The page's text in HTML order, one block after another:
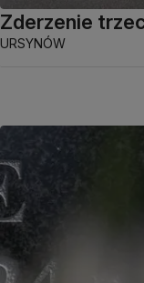
Zderzenie
URSYNÓW